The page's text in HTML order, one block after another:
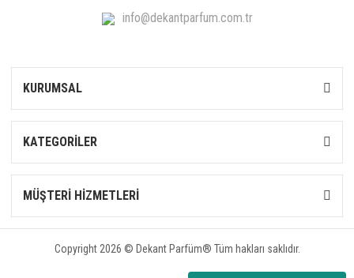
info@dekantparfum.com.tr
KURUMSAL
KATEGORİLER
MÜŞTERİ HİZMETLERİ
Copyright 2026 © Dekant Parfüm® Tüm hakları saklıdır.